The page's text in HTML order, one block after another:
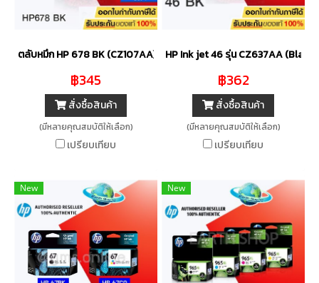
ตลับหมึก HP 678 BK (CZ107AA) Ink Cartridge (สีดำ) หรือ HP 678
฿345
สั่งซื้อสินค้า
(มีหลายคุณสมบัติให้เลือก)
เปรียบเทียบ
HP Ink jet 46 รุ่น CZ637AA
฿362
สั่งซื้อสินค้า
(มีหลายคุณสมบัติให้เลือก)
เปรียบเทียบ
New New